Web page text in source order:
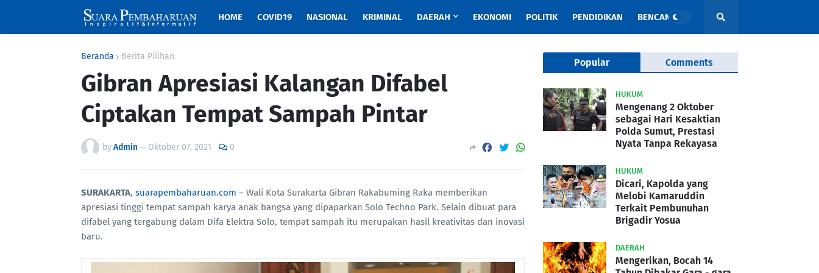
HOME COVID19 NASIONAL KRIMINAL DAERAH EKONOMI POLITIK PENDIDIKAN BENCANA
Beranda Berita Pilihan
Gibran Apresiasi Kalangan Difabel
Ciptakan Tempat Sampah Pintar
byAdmin— Oktober 07, 2021 0
SURAKARTA, suarapembaharuan.com – Wali Kota Surakarta Gibran Rakabuming Raka memberikan
apresiasi tinggi tempat sampah karya anak bangsa yang dipaparkan Solo Techno Park. Selain dibuat para
difabel yang tergabung dalam Difa Elektra Solo, tempat sampah itu merupakan hasil kreativitas dan inovasi
baru.
Popular Comments
HUKUM
Mengenang 2 Oktober
sebagai Hari Kesaktian
Polda Sumut, Prestasi
Nyata Tanpa Rekayasa
HUKUM
Dicari, Kapolda yang
Melobi Kamaruddin
Terkait Pembunuhan
Brigadir Yosua
DAERAH
Mengerikan, Bocah 14